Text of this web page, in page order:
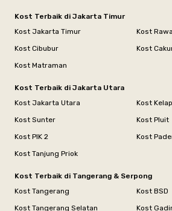
Kost Terbaik di Jakarta Timur
Kost Jakarta Timur
Kost
Kost Cibubur
Kost
Kost Matraman
Kost Terbaik di Jakarta Utara
Kost Jakarta Utara
Kost
Kost Sunter
Kost Pluit
Kost PIK 2
Kost
Kost Tanjung Priok
Kost Terbaik di Tangerang & Serpong
Kost Tangerang
Kost BSD
Kost Tangerang Selatan
Kost